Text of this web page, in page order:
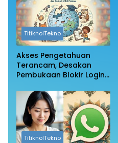
TitiknolTekno
Akses Pengetahuan
Terancam, Desakan
Pembukaan Blokir Login
TitiknolTekno